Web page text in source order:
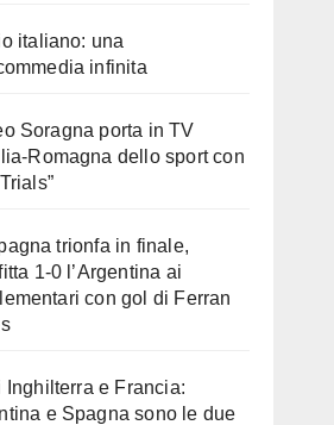
italiano: una
infinita
Soragna porta in TV
Romagna dello sport con
trionfa in finale,
1-0 l’Argentina ai
con gol di Ferran
Inghilterra e Francia:
e Spagna sono le due